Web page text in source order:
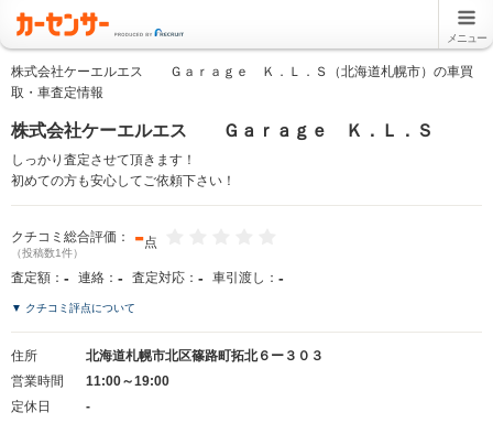
メニュー
株式会社ケーエルエス Ｇａｒａｇｅ Ｋ．Ｌ．Ｓ（北海道札幌市）の車買
取・車査定情報
株式会社ケーエルエス Ｇａｒａｇｅ Ｋ．Ｌ．Ｓ
しっかり査定させて頂きます！
初めての方も安心してご依頼下さい！
クチコミ総合評価： -点
（投稿数1件）
査定額： - 連絡： - 査定対応： - 車引渡し： -
▼ クチコミ評点について
住所
北海道札幌市北区篠路町拓北６ー３０３
営業時間
11:00～19:00
定休日
-